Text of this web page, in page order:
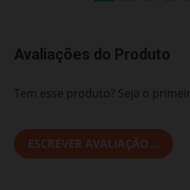
Avaliações do Produto
Tem esse produto? Seja o
ESCREVER AVALIAÇÃO...